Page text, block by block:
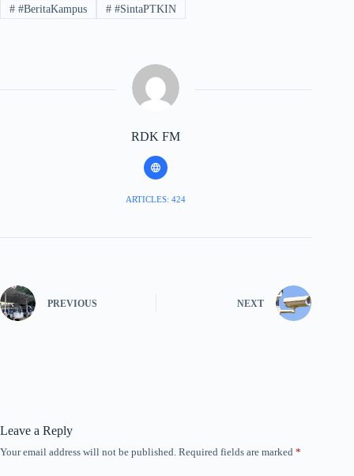
##BeritaKampus ##SintaPTKIN
RDK FM
ARTICLES: 424
PREVIOUS NEXT
Leave a Reply
Your email address will not be published. Required fields are marked *